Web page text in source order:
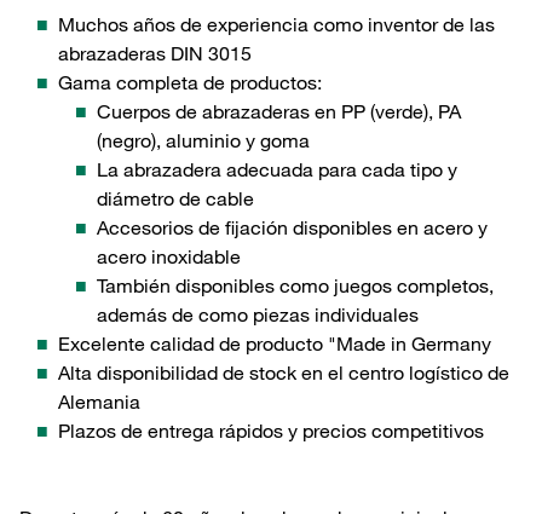
Muchos años de experiencia como inventor de las
abrazaderas DIN 3015
Gama completa de productos:
Cuerpos de abrazaderas en PP (verde), PA
(negro), aluminio y goma
La abrazadera adecuada para cada tipo y
diámetro de cable
Accesorios de fijación disponibles en acero y
acero inoxidable
También disponibles como juegos completos,
además de como piezas individuales
Excelente calidad de producto "Made in Germany
Alta disponibilidad de stock en el centro logístico de
Alemania
Plazos de entrega rápidos y precios competitivos